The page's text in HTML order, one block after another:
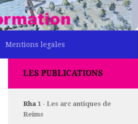
Mentions legales
LES PUBLICATIONS
Rha 1 - Les arc antiques de
Reims